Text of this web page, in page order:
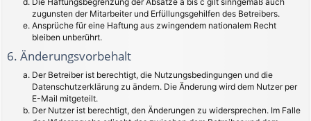
zugunsten der Mitarbeiter und Erfüllungsgehilfen des Betreibers.
Ansprüche für eine Haftung aus zwingendem nationalem Recht
bleiben unberührt.
6. Änderungsvorbehalt
Der Betreiber ist berechtigt, die Nutzungsbedingungen und die
Datenschutzerklärung zu ändern. Die Änderung wird dem Nutzer per
E-Mail mitgeteilt.
Der Nutzer ist berechtigt, den Änderungen zu widersprechen. Im Falle